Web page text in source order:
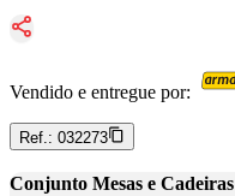
Vendido e entregue por:
Ref.: 032273
Conjunto Mesas e Cadeiras